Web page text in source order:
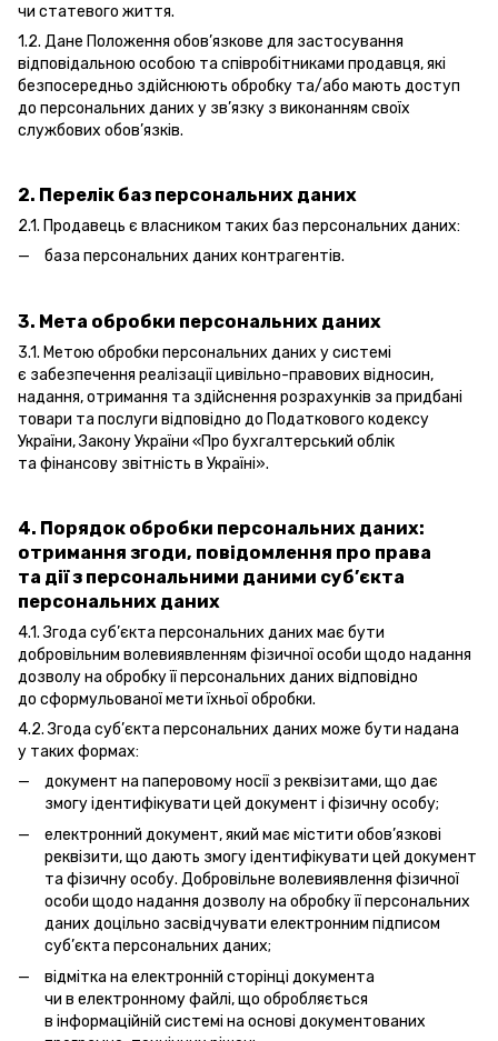
чи статевого життя.
1.2. Дане Положення обов’язкове для застосування
відповідальною особою та співробітниками продавця, які
безпосередньо здійснюють обробку та/або мають доступ
до персональних даних у зв’язку з виконанням своїх
службових обов’язків.
2. Перелік баз персональних даних
2.1. Продавець є власником таких баз персональних даних:
база персональних даних контрагентів.
3. Мета обробки персональних даних
3.1. Метою обробки персональних даних у системі
є забезпечення реалізації цивільно-правових відносин,
надання, отримання та здійснення розрахунків за придбані
товари та послуги відповідно до Податкового кодексу
України, Закону України «Про бухгалтерський облік
та фінансову звітність в Україні».
4. Порядок обробки персональних даних:
отримання згоди, повідомлення про права
та дії з персональними даними суб’єкта
персональних даних
4.1. Згода суб’єкта персональних даних має бути
добровільним волевиявленням фізичної особи щодо надання
дозволу на обробку її персональних даних відповідно
до сформульованої мети їхньої обробки.
4.2. Згода суб’єкта персональних даних може бути надана
у таких формах:
документ на паперовому носії з реквізитами, що дає
змогу ідентифікувати цей документ і фізичну особу;
електронний документ, який має містити обов’язкові
реквізити, що дають змогу ідентифікувати цей документ
та фізичну особу. Добровільне волевиявлення фізичної
особи щодо надання дозволу на обробку її персональних
даних доцільно засвідчувати електронним підписом
суб’єкта персональних даних;
відмітка на електронній сторінці документа
чи в електронному файлі, що обробляється
в інформаційній системі на основі документованих